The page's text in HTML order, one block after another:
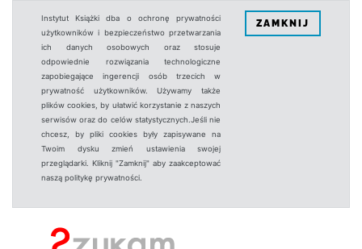
Instytut Książki dba o ochronę prywatności
użytkowników i bezpieczeństwo przetwarzania
ich danych osobowych oraz stosuje
odpowiednie rozwiązania technologiczne
zapobiegające ingerencji osób trzecich w
prywatność użytkowników. Używamy także
plików cookies, by ułatwić korzystanie z naszych
serwisów oraz do celów statystycznych.Jeśli nie
chcesz, by pliki cookies były zapisywane na
Twoim dysku zmień ustawienia swojej
przeglądarki. Kliknij "Zamknij" aby zaakceptować
naszą politykę prywatności.
ZAMKNIJ